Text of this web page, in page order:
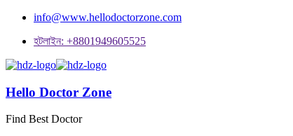
info@www.hellodoctorzone.com
হটলাইন: +8801949605525
Hello Doctor Zone
Find Best Doctor